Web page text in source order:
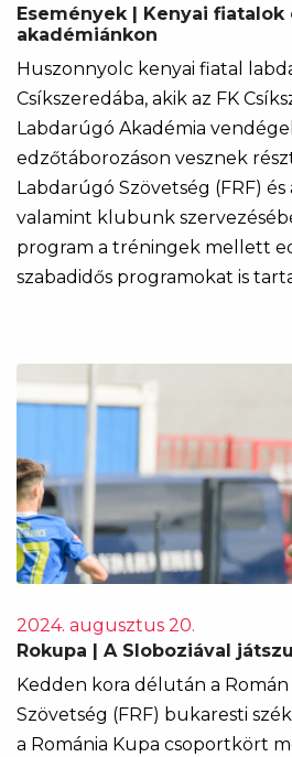
Események | Kenyai
akadémiánkon
Huszonnyolc kenyai fiatal
Csíkszeredába, akik az FK
Labdarúgó Akadémia
edzőtáborozáson vesznek
Labdarúgó Szövetség (FRF) és
valamint klubunk
program a tréningek mellett
szabadidős programokat is
2024. augusztus 20.
Rokupa | A Sloboziával
Kedden kora délután a
Szövetség (FRF) bukaresti
a Románia Kupa csoportkört